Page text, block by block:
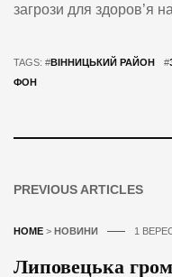
загрози для здоров’я
TAGS: #ВІННИЦЬКИЙ РАЙОН #
ФОН
PREVIOUS ARTICLES
HOME > НОВИНИ 1
Липовецька